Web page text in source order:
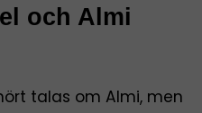
och Almi
talas om Almi, men